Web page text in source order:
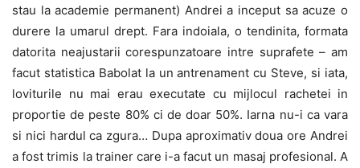
stau la academie permanent) Andrei a inceput sa acuze o
durere la umarul drept. Fara indoiala, o tendinita, formata
datorita neajustarii corespunzatoare intre suprafete – am
facut statistica Babolat la un antrenament cu Steve, si iata,
loviturile nu mai erau executate cu mijlocul rachetei in
proportie de peste 80% ci de doar 50%. Iarna nu-i ca vara
si nici hardul ca zgura… Dupa aproximativ doua ore Andrei
a fost trimis la trainer care i-a facut un masaj profesional. A